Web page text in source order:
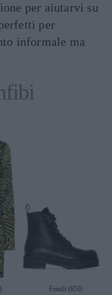
per aiutarvi su
per
informale ma
euro) Fendi (850